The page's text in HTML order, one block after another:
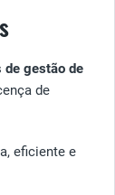
de gestão de
de
eficiente e